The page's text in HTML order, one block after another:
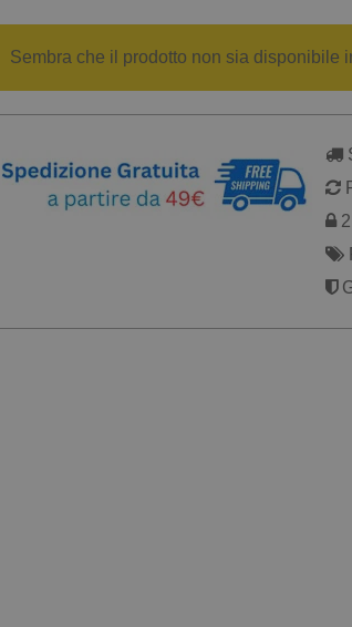
Sembra che il prodotto non sia disponibile